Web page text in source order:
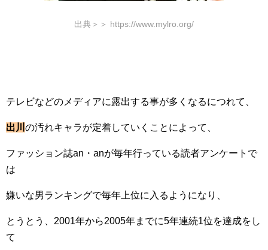
出典＞＞ https://www.mylro.org/
テレビなどのメディアに露出する事が多くなるにつれて、
出川 の汚れキャラが定着していくことによって、
ファッション誌an・anが毎年行っている読者アンケートで
は
嫌いな男ランキングで毎年上位に入るようになり、
とうとう、2001年から2005年までに5年連続1位を達成をし
て